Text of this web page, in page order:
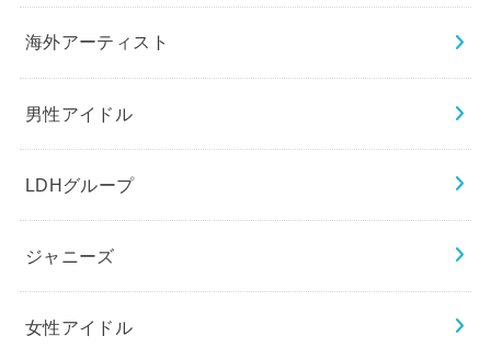
海外アーティスト
男性アイドル
LDHグループ
ジャニーズ
女性アイドル